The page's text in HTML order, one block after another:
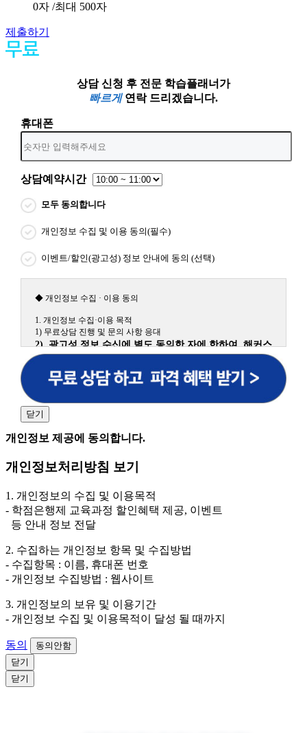
0자 /최대 500자
제출하기
상담 신청 후 전문 학습플래너가
빠르게연락 드리겠습니다.
휴대폰
상담예약시간
모두 동의합니다
개인정보 수집 및 이용 동의(필수)
이벤트/할인(광고성) 정보 안내에 동의 (선택)
◆ 개인정보 수집 · 이용 동의
1. 개인정보 수집·이용 목적
1) 무료상담 진행 및 문의 사항 응대
2) 광고성 정보 수신에 별도 동의한 자에 한하여 해커스
원격평생교육원을 비롯한 해커스 교육그룹의 새로운 서
비스 신상품이나 이벤트, 최신 정보 안내 등 신청자의 취
향에 맞는 최적의 서비스를 제공하기 위함.
어, 해커스일본어, 해커스잡, 해커스금융, 해커스임용, 해커스공무
원, 해커스경찰, 해커스소방, 해커스공인중개사, 해커스주택관리
사, 해커스편입 등)
3. 개인정보 보유/이용 기간: 법령상 정하는 경우를 제
외하고는 회원탈퇴 시까지 이용 및 보관합니다. 단, 비회
원이거나 상담 시로부터 3년 이내 탈퇴하는 자의 경우,
소비자 불만 또는 분쟁처리를 위해 3년간 보관합니다.
의 경우에는 상담 신청이 제한됩니다.
닫기
개인정보 제공에 동의합니다.
개인정보처리방침 보기
1. 개인정보의 수집 및 이용목적
- 학점은행제 교육과정 할인혜택 제공, 이벤트
등 안내 정보 전달
2. 수집하는 개인정보 항목 및 수집방법
- 수집항목 : 이름, 휴대폰 번호
- 개인정보 수집방법 : 웹사이트
3. 개인정보의 보유 및 이용기간
- 개인정보 수집 및 이용목적이 달성 될 때까지
동의
동의안함
닫기
닫기